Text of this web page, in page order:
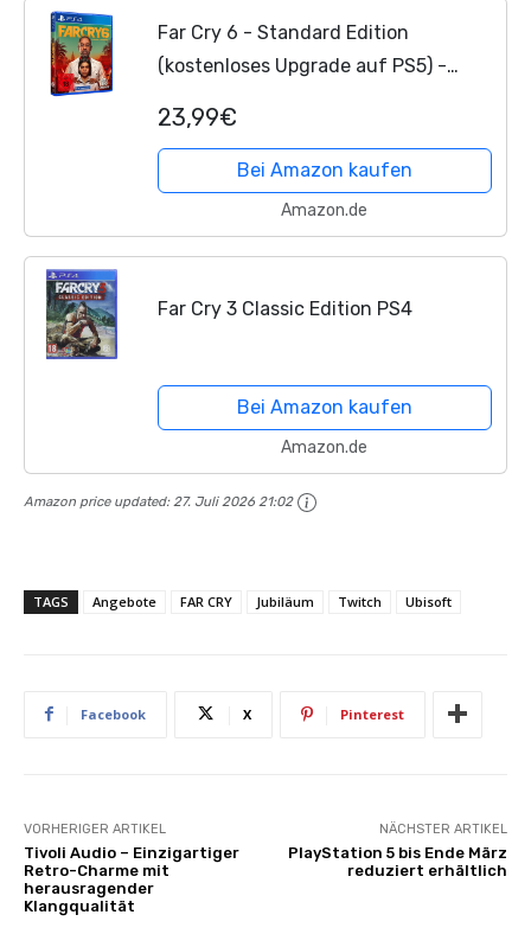
Far Cry 6 - Standard Edition
(kostenloses Upgrade auf PS5) -
23,99€
Bei Amazon kaufen
Amazon.de
Far Cry 3 Classic Edition PS4
Bei Amazon kaufen
Amazon.de
Amazon price updated:27. Juli 2026 21:02
TAGS Angebote FAR CRY Jubiläum Twitch Ubisoft
Facebook X Pinterest
VORHERIGER ARTIKEL
Tivoli Audio – Einzigartiger
Retro-Charme mit
herausragender
Klangqualität
NÄCHSTER ARTIKEL
PlayStation 5 bis Ende März
reduziert erhältlich